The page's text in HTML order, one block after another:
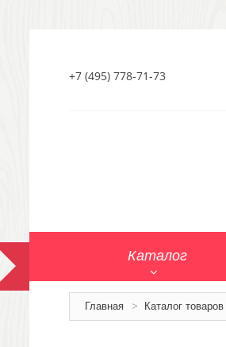
+7 (495) 778-71-73
Каталог
Главная > Каталог товаров